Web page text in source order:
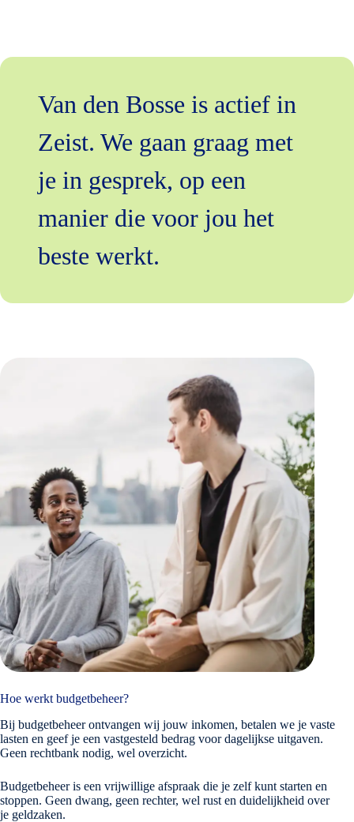
Van den Bosse is actief in
Zeist. We gaan graag met
je in gesprek, op een
manier die voor jou het
beste werkt.
Hoe werkt budgetbeheer?
Bij budgetbeheer ontvangen wij jouw inkomen, betalen we je vaste
lasten en geef je een vastgesteld bedrag voor dagelijkse uitgaven.
Geen rechtbank nodig, wel overzicht.
Budgetbeheer is een vrijwillige afspraak die je zelf kunt starten en
stoppen. Geen dwang, geen rechter, wel rust en duidelijkheid over
je geldzaken.